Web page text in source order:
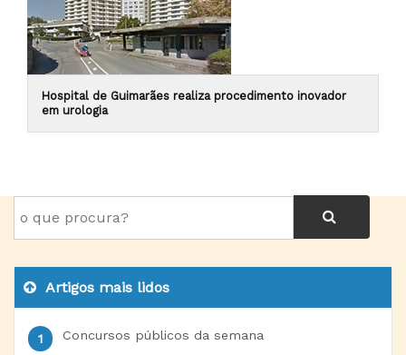
Hospital de Guimarães realiza procedimento inovador
em urologia
Artigos mais lidos
Concursos públicos da semana